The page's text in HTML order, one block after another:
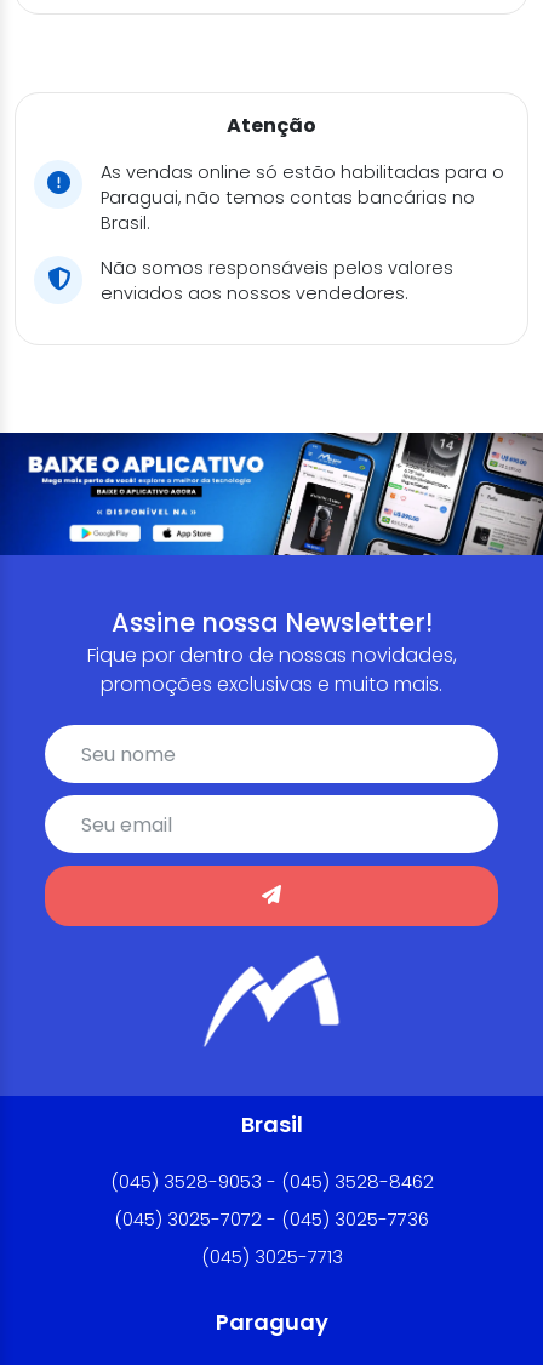
Atenção
As vendas online só estão habilitadas para o
Paraguai, não temos contas bancárias no
Brasil.
Não somos responsáveis pelos valores
enviados aos nossos vendedores.
Assine nossa Newsletter!
Fique por dentro de nossas novidades,
promoções exclusivas e muito mais.
Brasil
(045) 3528-9053 - (045) 3528-8462
(045) 3025-7072 - (045) 3025-7736
(045) 3025-7713
Paraguay